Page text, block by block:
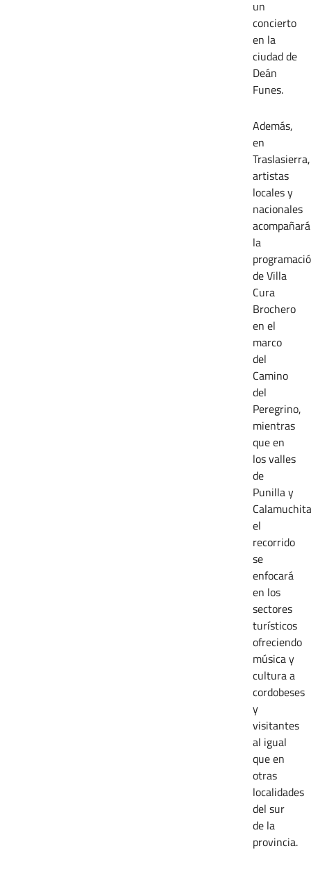
un
concierto
en la
ciudad de
Deán
Funes.
Además,
en
Traslasierra,
artistas
locales y
nacionales
la
de Villa
Cura
Brochero
en el
marco
del
Camino
del
Peregrino,
mientras
que en
los valles
de
Punilla y
el
recorrido
se
enfocará
en los
sectores
turísticos
ofreciendo
música y
cultura a
cordobeses
y
visitantes
al igual
que en
otras
localidades
del sur
de la
provincia.